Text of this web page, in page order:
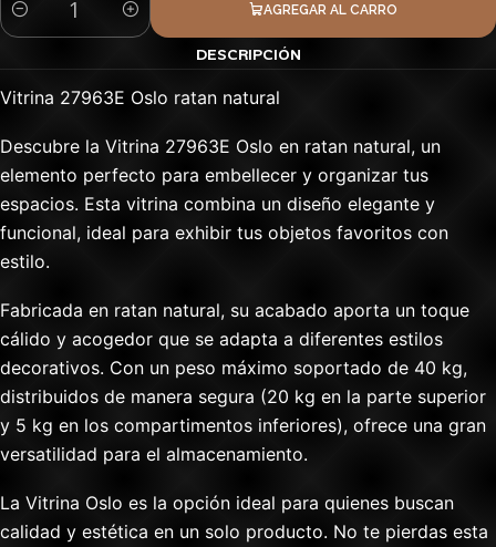
Cantidad
AGREGAR AL CARRO
DESCRIPCIÓN
Vitrina 27963E Oslo ratan natural
Descubre la Vitrina 27963E Oslo en ratan natural, un
elemento perfecto para embellecer y organizar tus
espacios. Esta vitrina combina un diseño elegante y
funcional, ideal para exhibir tus objetos favoritos con
estilo.
Fabricada en ratan natural, su acabado aporta un toque
cálido y acogedor que se adapta a diferentes estilos
decorativos. Con un peso máximo soportado de 40 kg,
distribuidos de manera segura (20 kg en la parte superior
y 5 kg en los compartimentos inferiores), ofrece una gran
versatilidad para el almacenamiento.
La Vitrina Oslo es la opción ideal para quienes buscan
calidad y estética en un solo producto. No te pierdas esta